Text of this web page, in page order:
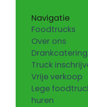
Navigatie
Foodtrucks
Over ons
Drankcatering
Truck
Vrije verkoop
Lege
huren